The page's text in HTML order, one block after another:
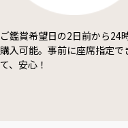
ご鑑賞希望日の2日前から24
購入可能。事前に座席指定で
て、安心！